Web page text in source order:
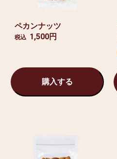
ペカンナッツ
税込 1,500円
購入する